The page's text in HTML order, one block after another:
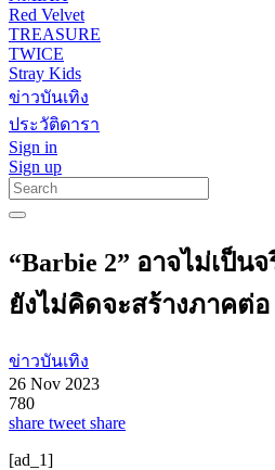
Red Velvet
TREASURE
TWICE
Stray Kids
ข่าวบันเทิง
ประวัติดารา
Sign in
Sign up
“Barbie 2” อาจไม่เป็น
ยังไม่คิดจะสร้างภาคต่อ
ข่าวบันเทิง
26 Nov 2023
780
share tweet share
[ad_1]